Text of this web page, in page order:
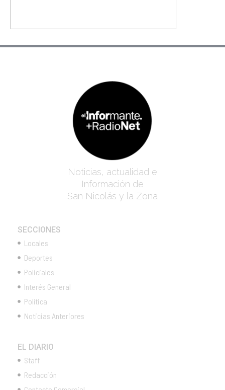
Noticias, actualidad e
Información de
San Nicolás y la Zona
SECCIONES
Locales
Deportes
Policiales
Interés General
Política
Noticias Anteriores
EL DIARIO
Staff
Redacción